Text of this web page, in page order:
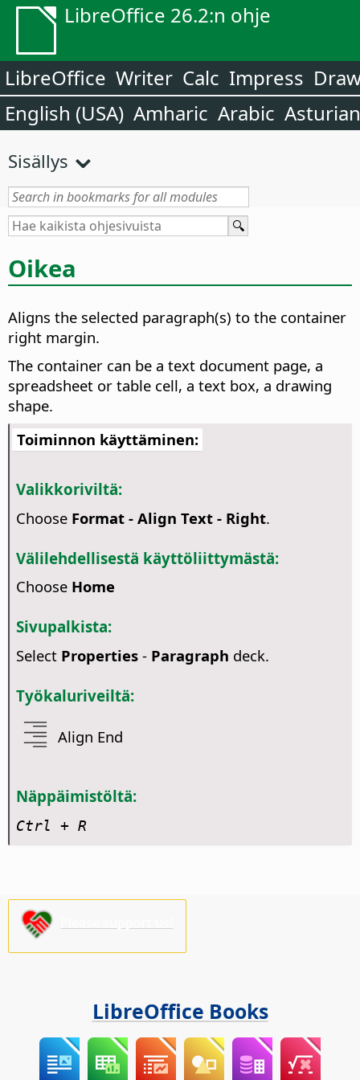
LibreOffice 26.2:n ohje
LibreOffice Writer Calc Impress
English (USA) Amharic Arabic Asturian
Sisällys
Oikea
Aligns the selected paragraph(s) to the container
right margin.
The container can be a text document page, a
spreadsheet or table cell, a text box, a drawing
shape.
Toiminnon käyttäminen:
Valikkoriviltä:
Choose Format - Align Text - Right.
Välilehdellisestä käyttöliittymästä:
Choose Home
Sivupalkista:
Select Properties- Paragraph deck.
Työkaluriveiltä:
Align End
Näppäimistöltä:
Ctrl + R
LibreOffice Books